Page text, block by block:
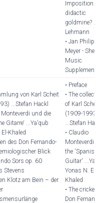
Imposition or
didactic
goldmine?
Lehmann
• Jan Philipp
Meyer - Sheet
Music
Supplement
von Karl Scheit
...Stefan Hackl
Monteverdi und die
Gitarre‘ ...Ya’qub
Khaled
des Don Fernando-
Blick
Sors op. 60
Stevens
Klotz am Bein – der
• Preface
• The
of Karl Scheit
(1909-1993)
...Stefan Hackl
• Claudio
Monteverdi
the 'Spanish
Guitar'
Yonas N. El-
Khaled
• The crickets
Don